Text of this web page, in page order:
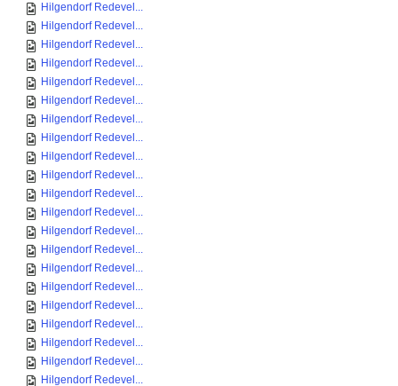
Hilgendorf Redevel...
Hilgendorf Redevel...
Hilgendorf Redevel...
Hilgendorf Redevel...
Hilgendorf Redevel...
Hilgendorf Redevel...
Hilgendorf Redevel...
Hilgendorf Redevel...
Hilgendorf Redevel...
Hilgendorf Redevel...
Hilgendorf Redevel...
Hilgendorf Redevel...
Hilgendorf Redevel...
Hilgendorf Redevel...
Hilgendorf Redevel...
Hilgendorf Redevel...
Hilgendorf Redevel...
Hilgendorf Redevel...
Hilgendorf Redevel...
Hilgendorf Redevel...
Hilgendorf Redevel...